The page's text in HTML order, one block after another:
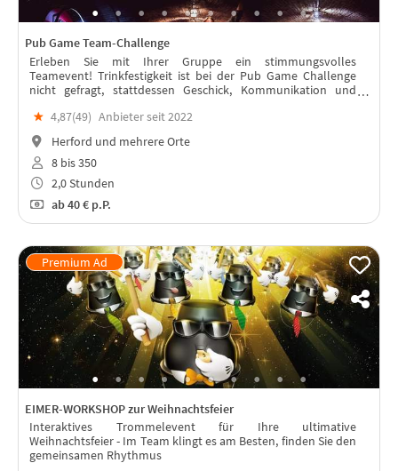
Pub Game Team-Challenge
Erleben Sie mit Ihrer Gruppe ein stimmungsvolles
Teamevent! Trinkfestigkeit ist bei der Pub Game Challenge
nicht gefragt, stattdessen Geschick, Kommunikation und
zur Auswahl!
★ 4,87(49) Anbieter seit 2022
Herford und mehrere Orte
8 bis 350
2,0 Stunden
ab40 € p.P.
EIMER-WORKSHOP zur Weihnachtsfeier
Interaktives Trommelevent für Ihre ultimative
Weihnachtsfeier - Im Team klingt es am Besten, finden Sie den
gemeinsamen Rhythmus